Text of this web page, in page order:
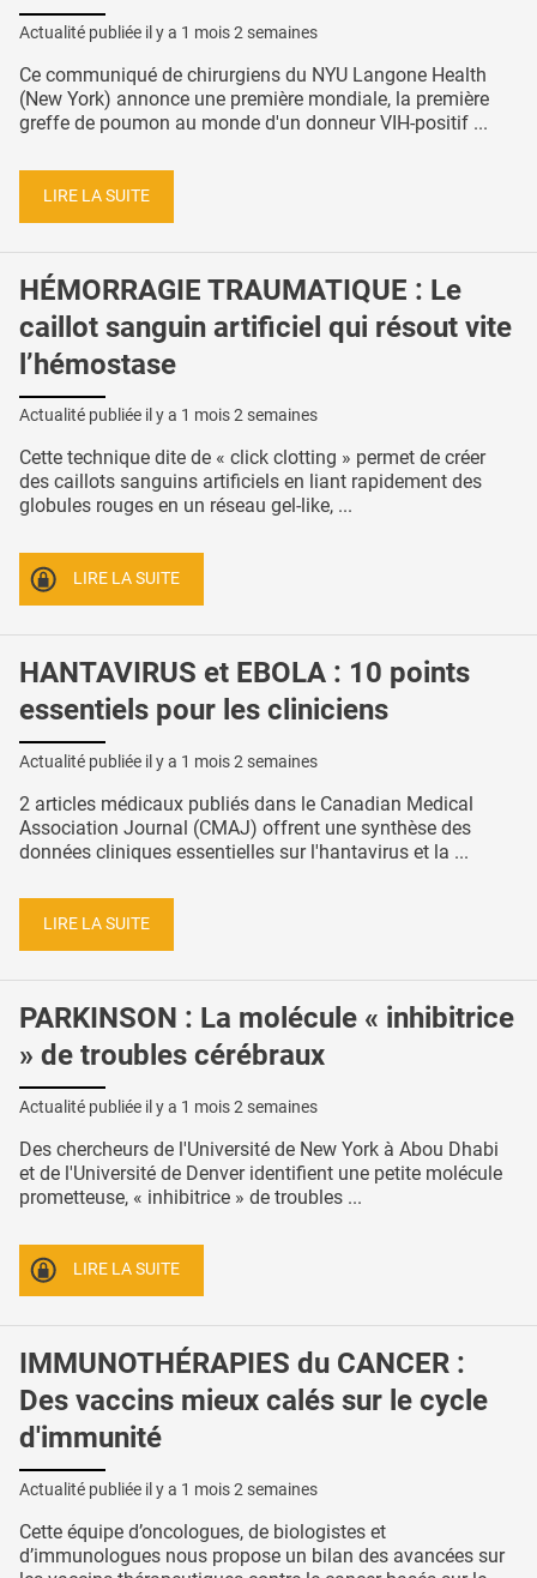
Actualité publiée il y a 1 mois 2 semaines
Ce communiqué de chirurgiens du NYU Langone Health
(New York) annonce une première mondiale, la première
greffe de poumon au monde d'un donneur VIH-positif ...
LIRE LA SUITE
HÉMORRAGIE TRAUMATIQUE : Le
caillot sanguin artificiel qui résout vite
l’hémostase
Actualité publiée il y a 1 mois 2 semaines
Cette technique dite de « click clotting » permet de créer
des caillots sanguins artificiels en liant rapidement des
globules rouges en un réseau gel-like, ...
LIRE LA SUITE
HANTAVIRUS et EBOLA : 10 points
essentiels pour les cliniciens
Actualité publiée il y a 1 mois 2 semaines
2 articles médicaux publiés dans le Canadian Medical
Association Journal (CMAJ) offrent une synthèse des
données cliniques essentielles sur l'hantavirus et la ...
LIRE LA SUITE
PARKINSON : La molécule « inhibitrice
» de troubles cérébraux
Actualité publiée il y a 1 mois 2 semaines
Des chercheurs de l'Université de New York à Abou Dhabi
et de l'Université de Denver identifient une petite molécule
prometteuse, « inhibitrice » de troubles ...
LIRE LA SUITE
IMMUNOTHÉRAPIES du CANCER :
Des vaccins mieux calés sur le cycle
d'immunité
Actualité publiée il y a 1 mois 2 semaines
Cette équipe d’oncologues, de biologistes et
d’immunologues nous propose un bilan des avancées sur